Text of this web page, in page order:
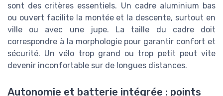
sont des critères essentiels. Un cadre aluminium bas
ou ouvert facilite la montée et la descente, surtout en
ville ou avec une jupe. La taille du cadre doit
correspondre à la morphologie pour garantir confort et
sécurité. Un vélo trop grand ou trop petit peut vite
devenir inconfortable sur de longues distances.
Autonomie et batterie intégrée : points